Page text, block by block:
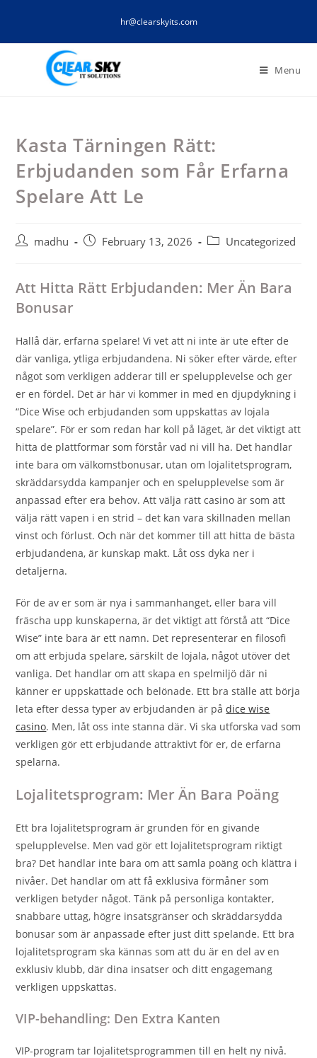
content
hr@clearskyits.com
Menu
Kasta Tärningen Rätt:
Erbjudanden som Får Erfarna
Spelare Att Le
Postmadhu
PostFebruary 13, 2026
PostUncategorized
Att Hitta Rätt Erbjudanden: Mer Än Bara
Bonusar
Hallå där, erfarna spelare! Vi vet att ni inte är ute efter de
där vanliga, ytliga erbjudandena. Ni söker efter värde, efter
något som verkligen adderar till er spelupplevelse och ger
er en fördel. Det är här vi kommer in med en djupdykning i
“Dice Wise och erbjudanden som uppskattas av lojala
spelare”. För er som redan har koll på läget, är det viktigt att
hitta de plattformar som förstår vad ni vill ha. Det handlar
inte bara om välkomstbonusar, utan om lojalitetsprogram,
skräddarsydda kampanjer och en spelupplevelse som är
anpassad efter era behov. Att välja rätt casino är som att
välja rätt vapen i en strid – det kan vara skillnaden mellan
vinst och förlust. Och när det kommer till att hitta de bästa
erbjudandena, är kunskap makt. Låt oss dyka ner i
detaljerna.
För de av er som är nya i sammanhanget, eller bara vill
fräscha upp kunskaperna, är det viktigt att förstå att “Dice
Wise” inte bara är ett namn. Det representerar en filosofi
om att erbjuda spelare, särskilt de lojala, något utöver det
vanliga. Det handlar om att skapa en spelmiljö där ni
känner er uppskattade och belönade. Ett bra ställe att börja
leta efter dessa typer av erbjudanden är pådice wise
casino. Men, låt oss inte stanna där. Vi ska utforska vad som
verkligen gör ett erbjudande attraktivt för er, de erfarna
spelarna.
Lojalitetsprogram: Mer Än Bara Poäng
Ett bra lojalitetsprogram är grunden för en givande
spelupplevelse. Men vad gör ett lojalitetsprogram riktigt
bra? Det handlar inte bara om att samla poäng och klättra i
nivåer. Det handlar om att få exklusiva förmåner som
verkligen betyder något. Tänk på personliga kontakter,
snabbare uttag, högre insatsgränser och skräddarsydda
bonusar som är anpassade efter just ditt spelande. Ett bra
lojalitetsprogram ska kännas som att du är en del av en
exklusiv klubb, där dina insatser och ditt engagemang
verkligen uppskattas.
VIP-behandling: Den Extra Kanten
VIP-program tar lojalitetsprogrammen till en helt ny nivå.